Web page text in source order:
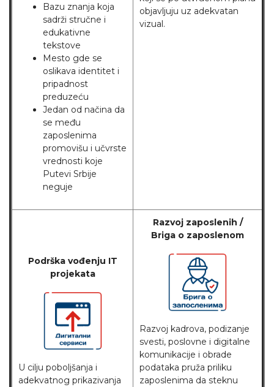
Bazu znanja koja
sadrži stručne i
edukativne
tekstove
Mesto gde se
oslikava identitet i
pripadnost
preduzeću
Jedan od načina da
se među
zaposlenima
promovišu i učvrste
vrednosti koje
Putevi Srbije
neguje
objavljuju uz adekvatan
vizual.
Podrška vođenju IT
projekata
U cilju poboljšanja i
adekvatnog prikazivanja
Razvoj zaposlenih /
Briga o zaposlenom
Razvoj kadrova, podizanje
svesti, poslovne i digitalne
komunikacije i obrade
podataka pruža priliku
zaposlenima da steknu